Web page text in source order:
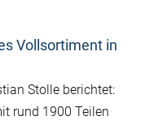
Vollsortiment in
Stolle berichtet:
rund 1900 Teilen